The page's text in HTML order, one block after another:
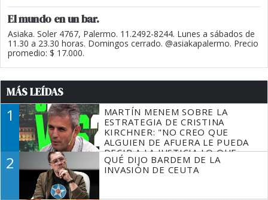
El mundo en un bar.
Asiaka. Soler 4767, Palermo. 11.2492-8244. Lunes a sábados de
11.30 a 23.30 horas. Domingos cerrado. @asiakapalermo. Precio
promedio: $ 17.000.
MÁS LEÍDAS
1
MARTÍN MENEM SOBRE LA
ESTRATEGIA DE CRISTINA
KIRCHNER: "NO CREO QUE
ALGUIEN DE AFUERA LE PUEDA
DECIR A LA JUSTICIA LO QUE
TIENE QUE HACER"
2
QUÉ DIJO BARDEM DE LA
INVASIÓN DE CEUTA